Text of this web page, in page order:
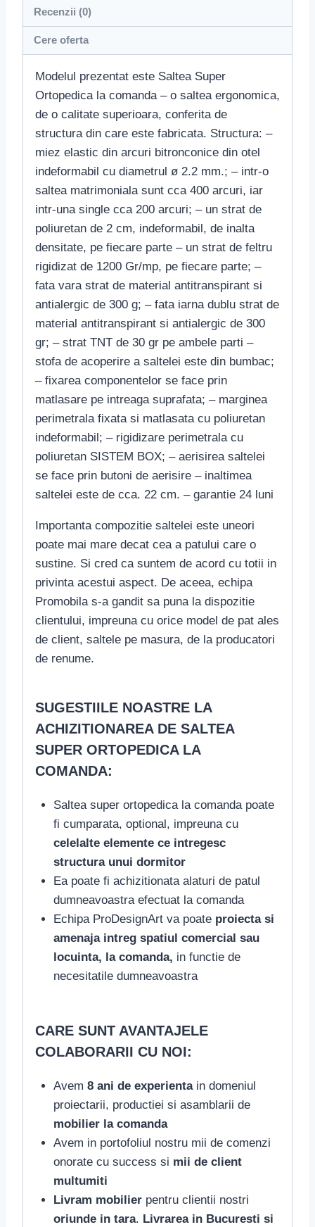
Recenzii (0)
Cere oferta
Modelul prezentat este Saltea Super
Ortopedica la comanda – o saltea ergonomica,
de o calitate superioara, conferita de
structura din care este fabricata. Structura: –
miez elastic din arcuri bitronconice din otel
indeformabil cu diametrul ø 2.2 mm.; – intr-o
saltea matrimoniala sunt cca 400 arcuri, iar
intr-una single cca 200 arcuri; – un strat de
poliuretan de 2 cm, indeformabil, de inalta
densitate, pe fiecare parte – un strat de feltru
rigidizat de 1200 Gr/mp, pe fiecare parte; –
fata vara strat de material antitranspirant si
antialergic de 300 g; – fata iarna dublu strat de
material antitranspirant si antialergic de 300
gr; – strat TNT de 30 gr pe ambele parti –
stofa de acoperire a saltelei este din bumbac;
– fixarea componentelor se face prin
matlasare pe intreaga suprafata; – marginea
perimetrala fixata si matlasata cu poliuretan
indeformabil; – rigidizare perimetrala cu
poliuretan SISTEM BOX; – aerisirea saltelei
se face prin butoni de aerisire – inaltimea
saltelei este de cca. 22 cm. – garantie 24 luni
Importanta compozitie saltelei este uneori
poate mai mare decat cea a patului care o
sustine. Si cred ca suntem de acord cu totii in
privinta acestui aspect. De aceea, echipa
Promobila s-a gandit sa puna la dispozitie
clientului, impreuna cu orice model de pat ales
de client, saltele pe masura, de la producatori
de renume.
SUGESTIILE NOASTRE LA
ACHIZITIONAREA DE SALTEA
SUPER ORTOPEDICA LA
COMANDA:
Saltea super ortopedica la comanda poate
fi cumparata, optional, impreuna cu
celelalte elemente ce intregesc
structura unui dormitor
Ea poate fi achizitionata alaturi de patul
dumneavoastra efectuat la comanda
Echipa ProDesignArt va poate proiecta si
amenaja intreg spatiul comercial sau
locuinta, la comanda, in functie de
necesitatile dumneavoastra
CARE SUNT AVANTAJELE
COLABORARII CU NOI:
Avem 8 ani de experientain domeniul
proiectarii, productiei si asamblarii de
mobilier la comanda
Avem in portofoliul nostru mii de comenzi
onorate cu success si mii de client
multumiti
Livram mobilierpentru clientii nostri
oriunde in tara. Livrarea in Bucuresti si